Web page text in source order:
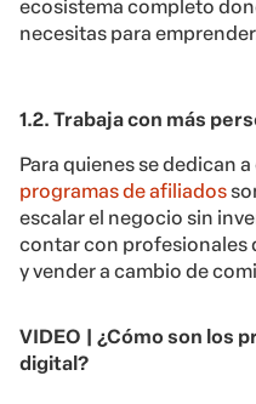
ecosistema completo
necesitas para
1.2. Trabaja con más
Para quienes se dedican
programas de afiliados
escalar el negocio sin
contar con profesionales
y vender a cambio de
VIDEO | ¿Cómo son los
digital?